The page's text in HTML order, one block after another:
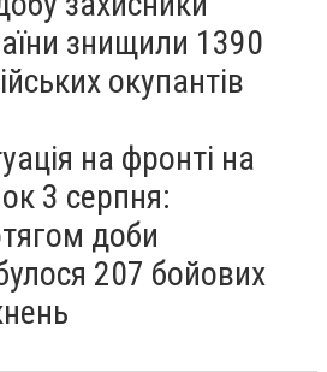
знищили 1390
окупантів
на фронті на
3 серпня:
доби
207 бойових